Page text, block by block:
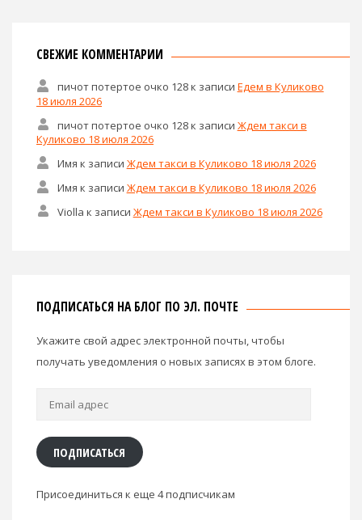
СВЕЖИЕ КОММЕНТАРИИ
пичот потертое очко 128к записи Едем в Куликово
18 июля 2026
пичот потертое очко 128к записи Ждем такси в
Куликово 18 июля 2026
Имя к записи Ждем такси в Куликово 18 июля 2026
Имя к записи Ждем такси в Куликово 18 июля 2026
Violla к записи Ждем такси в Куликово 18 июля 2026
ПОДПИСАТЬСЯ НА БЛОГ ПО ЭЛ. ПОЧТЕ
Укажите свой адрес электронной почты, чтобы
получать уведомления о новых записях в этом блоге.
Email
ПОДПИСАТЬСЯ
Присоединиться к еще 4 подписчикам